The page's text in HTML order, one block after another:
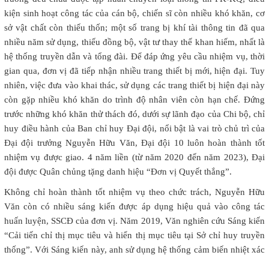
kiện sinh hoạt công tác của cán bộ, chiến sĩ còn nhiều khó khăn, cơ
sở vật chất còn thiếu thốn; một số trang bị khí tài thông tin đã qua
nhiều năm sử dụng, thiếu đồng bộ, vật tư thay thế khan hiếm, nhất là
hệ thống truyền dẫn và tổng đài. Để đáp ứng yêu cầu nhiệm vụ, thời
gian qua, đơn vị đã tiếp nhận nhiều trang thiết bị mới, hiện đại. Tuy
nhiên, việc đưa vào khai thác, sử dụng các trang thiết bị hiện đại này
còn gặp nhiều khó khăn do trình độ nhân viên còn hạn chế. Đứng
trước những khó khăn thử thách đó, dưới sự lãnh đạo của Chi bộ, chỉ
huy điều hành của Ban chỉ huy Đại đội, nổi bật là vai trò chủ trì của
Đại đội trưởng Nguyễn Hữu Văn, Đại đội 10 luôn hoàn thành tốt
nhiệm vụ được giao. 4 năm liền (từ năm 2020 đến năm 2023), Đại
đội được Quân chủng tặng danh hiệu “Đơn vị Quyết thắng”.
Không chỉ hoàn thành tốt nhiệm vụ theo chức trách, Nguyễn Hữu
Văn còn có nhiều sáng kiến được áp dụng hiệu quả vào công tác
huấn luyện, SSCĐ của đơn vị. Năm 2019, Văn nghiên cứu Sáng kiến
“Cải tiến chỉ thị mục tiêu và hiển thị mục tiêu tại Sở chỉ huy truyền
thống”. Với Sáng kiến này, anh sử dụng hệ thống cảm biến nhiệt xác